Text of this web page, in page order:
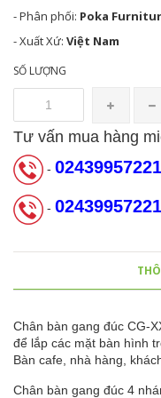
- Phân phối: Poka
- Xuất Xứ: Việt Nam
SỐ LƯỢNG
Tư vấn mua hàng
- 02439957221
- 02439957221
Chân bàn gang đúc CG-
để lắp các mặt bàn hình
Bàn cafe, nhà hàng,
Chân bàn gang đúc 4